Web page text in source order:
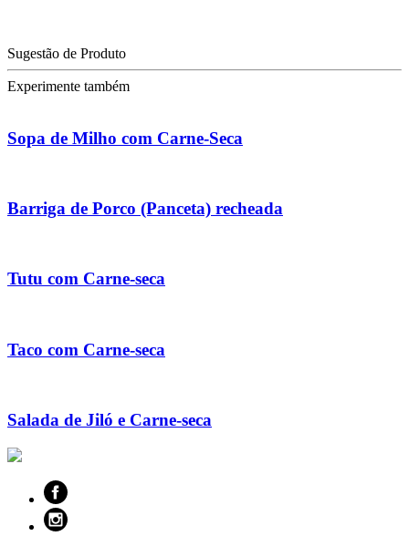
Sugestão de Produto
Experimente também
Sopa de Milho com Carne-Seca
Barriga de Porco (Panceta) recheada
Tutu com Carne-seca
Taco com Carne-seca
Salada de Jiló e Carne-seca